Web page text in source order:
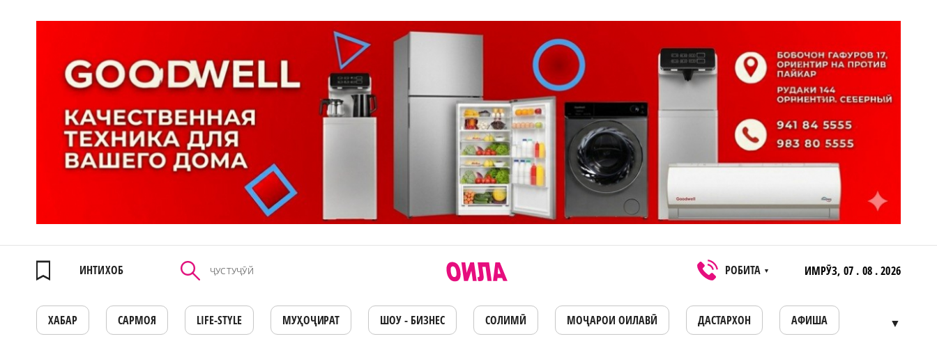
ИНТИХОБ РОБИТА ▼ ИМРӮЗ, 07 . 08 . 2026
ХАБАР САРМОЯ LIFE-STYLE МУҲОҶИРАТ ШОУ - БИЗНЕС СОЛИМӢ МОҶАРОИ ОИЛАВӢ ДАСТАРХОН АФИША ▼